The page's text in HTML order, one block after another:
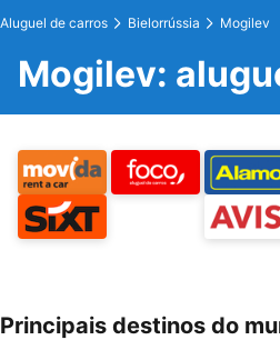
Aluguel de carros Bielorrússia Mogilev
Mogilev:
Principais destinos do